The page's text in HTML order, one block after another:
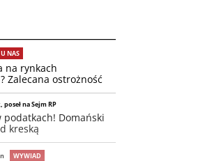
NAS
na rynkach
Zalecana ostrożność
na Sejm RP
podatkach! Domański
kreską
WYWIAD